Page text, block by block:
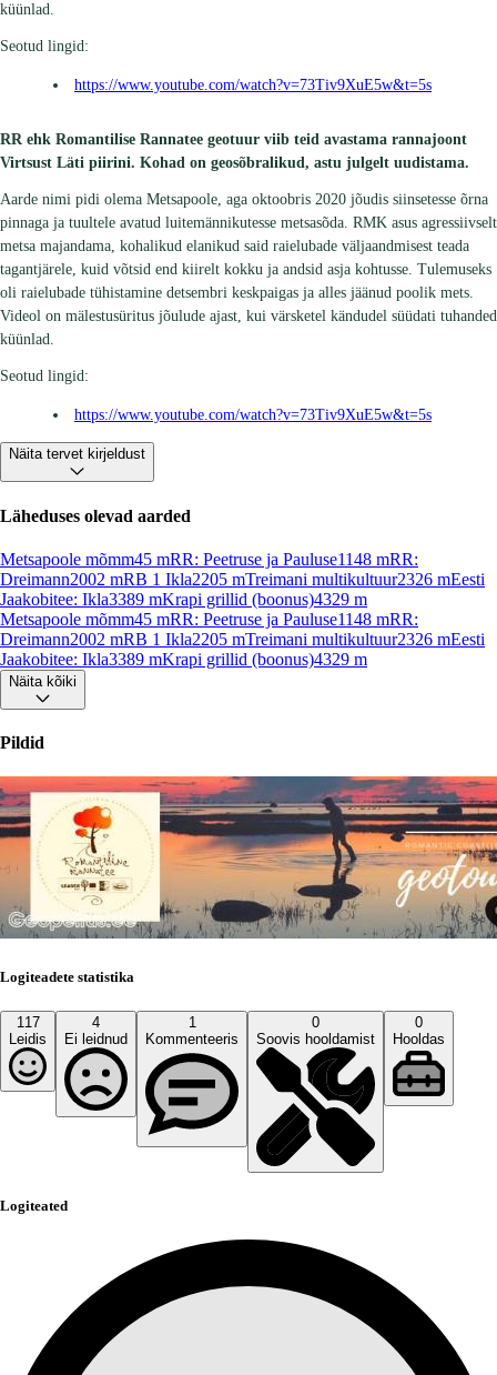
küünlad.
Seotud lingid:
https://www.youtube.com/watch?v=73Tiv9XuE5w&t=5s
RR ehk Romantilise Rannatee geotuur viib teid avastama rannajoont
Virtsust Läti piirini. Kohad on geosõbralikud, astu julgelt uudistama.
Aarde nimi pidi olema Metsapoole, aga oktoobris 2020 jõudis siinsetesse õrna
pinnaga ja tuultele avatud luitemännikutesse metsasõda. RMK asus agressiivselt
metsa majandama, kohalikud elanikud said raielubade väljaandmisest teada
tagantjärele, kuid võtsid end kiirelt kokku ja andsid asja kohtusse. Tulemuseks
oli raielubade tühistamine detsembri keskpaigas ja alles jäänud poolik mets.
Videol on mälestusüritus jõulude ajast, kui värsketel kändudel süüdati tuhanded
küünlad.
Seotud lingid:
https://www.youtube.com/watch?v=73Tiv9XuE5w&t=5s
Näita tervet kirjeldust
Läheduses olevad aarded
Metsapoole mõmm45 mRR: Peetruse ja Pauluse1148 mRR:
Dreimann2002 mRB 1 Ikla2205 mTreimani multikultuur2326 mEesti
Jaakobitee: Ikla3389 mKrapi grillid (boonus)4329 m
Metsapoole mõmm45 mRR: Peetruse ja Pauluse1148 mRR:
Dreimann2002 mRB 1 Ikla2205 mTreimani multikultuur2326 mEesti
Jaakobitee: Ikla3389 mKrapi grillid (boonus)4329 m
Näita kõiki
Pildid
Logiteadete statistika
117
Leidis
4
Ei leidnud
1
Kommenteeris
0
Soovis hooldamist
0
Hooldas
Logiteated